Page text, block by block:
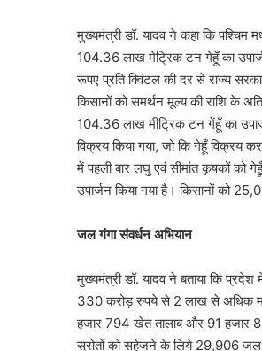
मुख्यमंत्री डॉ. यादव ने कहा कि पश्चिम
104.36 लाख मेट्रिक टन गेहूँ का
रूपए प्रति क्विंटल की दर से राज्य
किसानों को समर्थन मूल्य की राशि के
104.36 लाख मीट्रिक टन गेंहूँ का
विक्रय किया गया, जो कि गेहूँ विक्रय
में पहली बार लघु एवं सीमांत कृषकों को
उपार्जन किया गया है। किसानों को
जल गंगा संवर्धन अभियान
मुख्यमंत्री डॉ. यादव ने बताया कि
330 करोड़ रुपये से 2 लाख से अधिक
हजार 794 खेत तालाब और 91 हजार
स्रोतों को सहेजने के लिये 29,906 जल